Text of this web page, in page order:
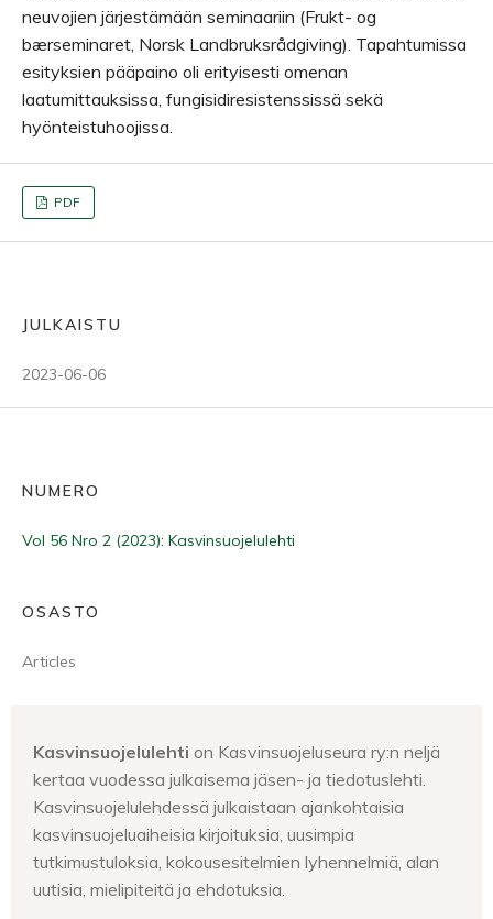
neuvojien järjestämään seminaariin (Frukt- og
bærseminaret, Norsk Landbruksrådgiving). Tapahtumissa
esityksien pääpaino oli erityisesti omenan
laatumittauksissa, fungisidiresistenssissä sekä
hyönteistuhoojissa.
PDF
JULKAISTU
2023-06-06
NUMERO
Vol 56 Nro 2 (2023): Kasvinsuojelulehti
OSASTO
Articles
Kasvinsuojelulehti on Kasvinsuojeluseura ry:n neljä
kertaa vuodessa julkaisema jäsen- ja tiedotuslehti.
Kasvinsuojelulehdessä julkaistaan ajankohtaisia
kasvinsuojeluaiheisia kirjoituksia, uusimpia
tutkimustuloksia, kokousesitelmien lyhennelmiä, alan
uutisia, mielipiteitä ja ehdotuksia.